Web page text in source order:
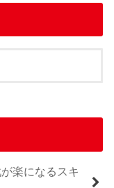
楽になるスキ